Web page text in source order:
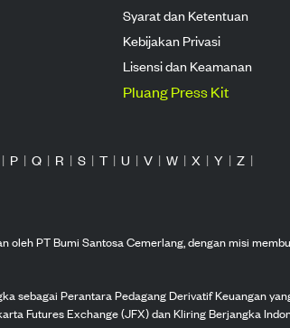
Syarat dan Ketentuan
Kebijakan Privasi
Lisensi dan Keamanan
Pluang Press Kit
| P | Q | R | S | T | U | V | W | X | Y | Z |
oleh PT Bumi Santosa Cemerlang, dengan misi
sebagai Perantara Pedagang Derivatif Keuangan
Futures Exchange (JFX) dan Kliring Berjangka